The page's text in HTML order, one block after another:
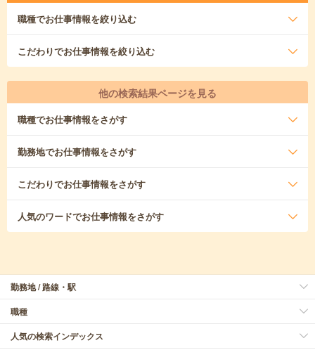
職種でお仕事情報を絞り込む
こだわりでお仕事情報を絞り込む
他の検索結果ページを見る
職種でお仕事情報をさがす
勤務地でお仕事情報をさがす
こだわりでお仕事情報をさがす
人気のワードでお仕事情報をさがす
勤務地 / 路線・駅
職種
人気の検索インデックス